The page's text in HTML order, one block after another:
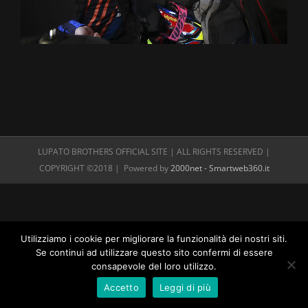
LUPATO BROTHERS OFFICIAL SITE | ALL RIGHTS RESERVED |
COPYRIGHT ©2018 | Powered by2000net - Smartweb360.it
Utilizziamo i cookie per migliorare la funzionalità dei nostri siti.
Se continui ad utilizzare questo sito confermi di essere
consapevole del loro utilizzo.
Accetto
Leggi di più